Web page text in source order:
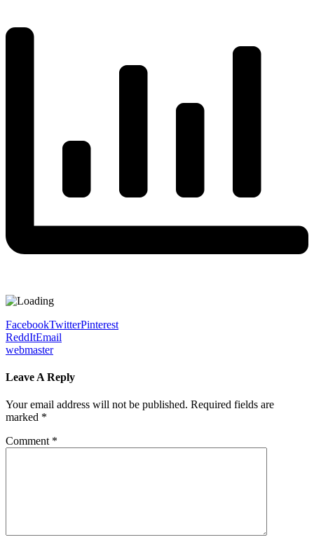
FacebookTwitterPinterest
ReddItEmail
webmaster
Leave A Reply
Your email address will not be published. Required fields are
marked *
Comment *